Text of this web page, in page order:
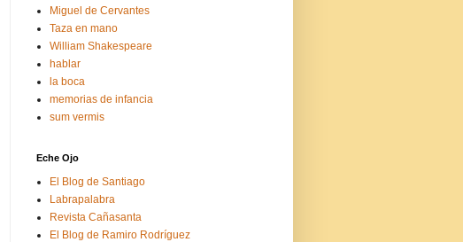
Miguel de Cervantes
Taza en mano
William Shakespeare
hablar
la boca
memorias de infancia
sum vermis
Eche Ojo
El Blog de Santiago
Labrapalabra
Revista Cañasanta
El Blog de Ramiro Rodríguez